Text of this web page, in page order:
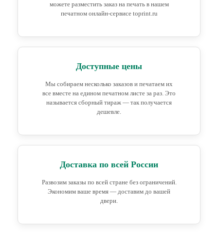
можете разместить заказ на печать в нашем
печатном онлайн-сервисе toprint.ru
Доступные цены
Мы собираем несколько заказов и печатаем их
все вместе на едином печатном листе за раз. Это
называется сборный тираж — так получается
дешевле.
Доставка по всей России
Развозим заказы по всей стране без ограничений.
Экономим ваше время — доставим до вашей
двери.